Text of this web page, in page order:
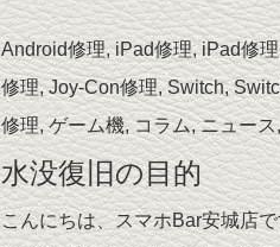
Android修理,iPad修理,iPad修理
修理,Joy-Con修理,Switch,
修理,ゲーム機,コラム,ニュース
水没復旧の目的
こんにちは、スマホBar安城店